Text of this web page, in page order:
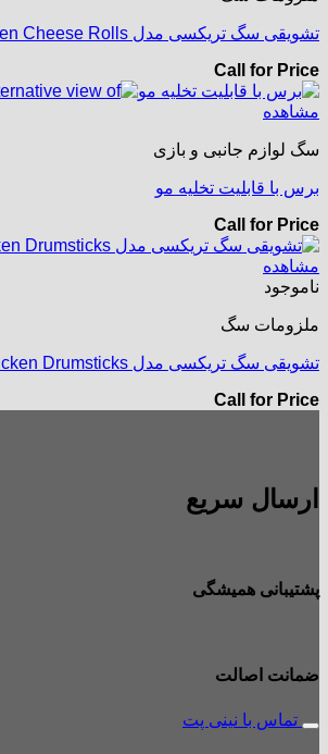
تشویقی سگ تریکسی مدل Chicken Cheese Rolls
Call for Price
مشاهده
سگ لوازم جانبی و بازی
برس با قابلیت تخلیه مو
Call for Price
مشاهده
ناموجود
ملزومات سگ
تشویقی سگ تریکسی مدل Chicken Drumsticks
Call for Price
ارسال سریع
پشتیبانی همیشگی
ضمانت اصالت
تماس با نینی پت